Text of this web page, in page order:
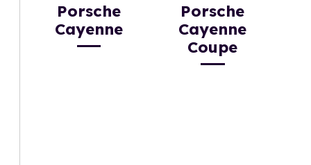
Porsche
Cayenne
Porsche
Cayenne
Coupe